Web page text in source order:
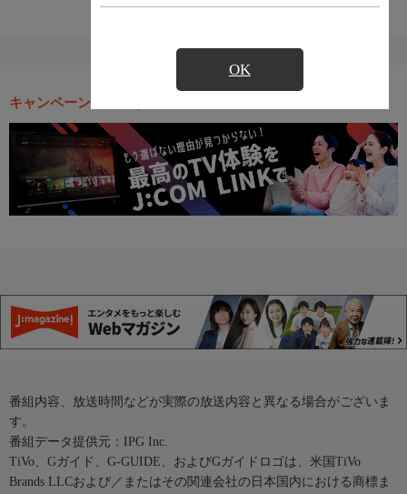
OK
キャンペーン・お得な情報
番組内容、放送時間などが実際の放送内容と異なる場合がございま
す。
番組データ提供元：IPG Inc.
TiVo、Gガイド、G-GUIDE、およびGガイドロゴは、米国TiVo
Brands LLCおよび／またはその関連会社の日本国内における商標ま